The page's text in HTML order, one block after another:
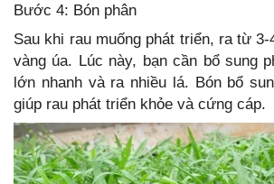
Bước 4: Bón phân
Sau khi rau muống phát triển, ra từ
vàng úa. Lúc này, bạn cần bổ sung
lớn nhanh và ra nhiều lá. Bón bổ
giúp rau phát triển khỏe và cứng cáp.